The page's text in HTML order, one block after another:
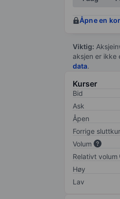
Åpne en
Viktig:
aksjen er ikke
data.
Kurser
Bid
Ask
Åpen
Forrige
Volum
Relativt volum
Høy
Lav